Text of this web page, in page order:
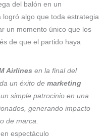
del balón en un
algo que toda estrategia
un momento único que los
de que el partido haya
Airlines en la final del
un éxito de marketing
simple patrocinio en una
generando impacto
de marca.
espectáculo